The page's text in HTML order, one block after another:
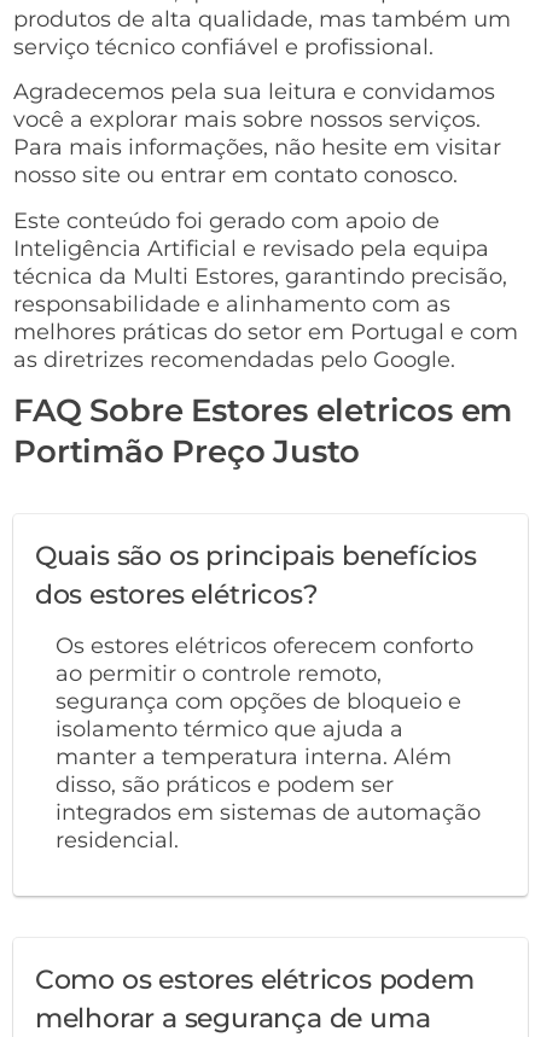
produtos de alta qualidade, mas também um
serviço técnico confiável e profissional.
Agradecemos pela sua leitura e convidamos
você a explorar mais sobre nossos serviços.
Para mais informações, não hesite em visitar
nosso site ou entrar em contato conosco.
Este conteúdo foi gerado com apoio de
Inteligência Artificial e revisado pela equipa
técnica da Multi Estores, garantindo precisão,
responsabilidade e alinhamento com as
melhores práticas do setor em Portugal e com
as diretrizes recomendadas pelo Google.
FAQ Sobre Estores eletricos em
Portimão Preço Justo
Quais são os principais benefícios
dos estores elétricos?
Os estores elétricos oferecem conforto
ao permitir o controle remoto,
segurança com opções de bloqueio e
isolamento térmico que ajuda a
manter a temperatura interna. Além
disso, são práticos e podem ser
integrados em sistemas de automação
residencial.
Como os estores elétricos podem
melhorar a segurança de uma